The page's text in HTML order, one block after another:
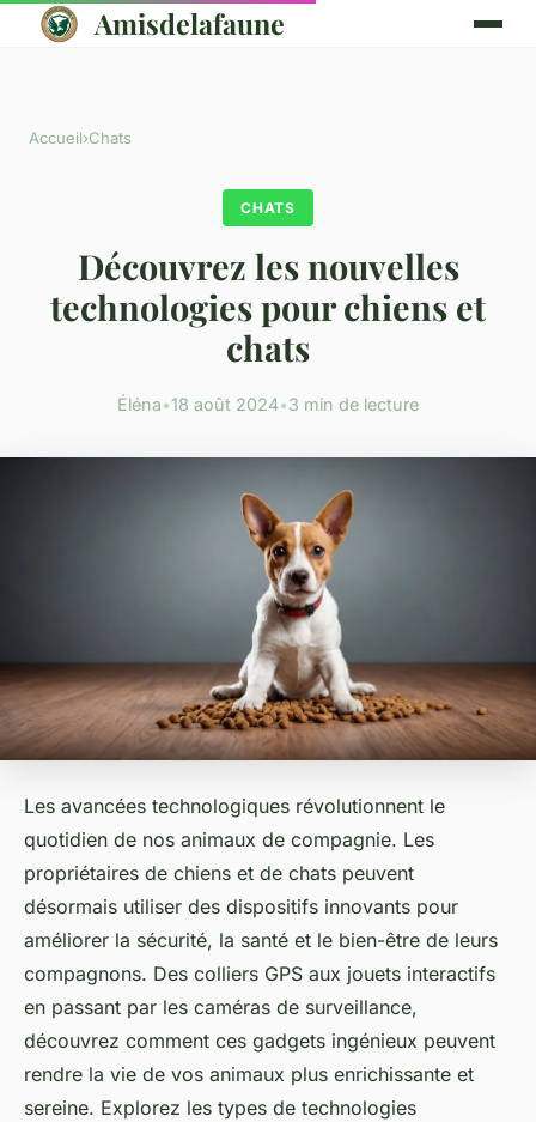
Amisdelafaune
Accueil›Chats
CHATS
Découvrez les nouvelles
technologies pour chiens et
chats
Éléna•18 août 2024•3 min de lecture
Les avancées technologiques révolutionnent le
quotidien de nos animaux de compagnie. Les
propriétaires de chiens et de chats peuvent
désormais utiliser des dispositifs innovants pour
améliorer la sécurité, la santé et le bien-être de leurs
compagnons. Des colliers GPS aux jouets interactifs
en passant par les caméras de surveillance,
découvrez comment ces gadgets ingénieux peuvent
rendre la vie de vos animaux plus enrichissante et
sereine. Explorez les types de technologies